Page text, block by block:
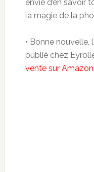
envie d’en savoir
la magie de la
• Bonne
publié chez
vente sur Amazon.